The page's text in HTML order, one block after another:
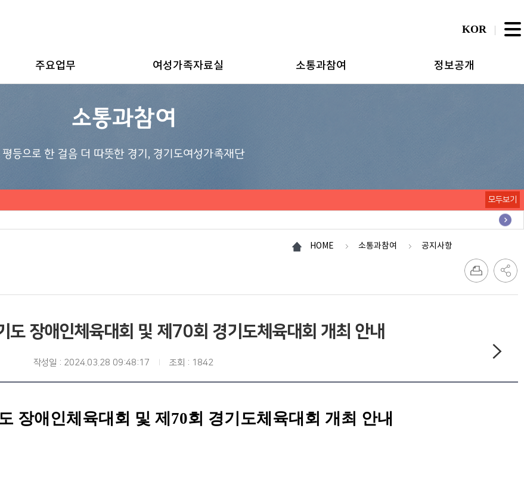
주요업무 여성가족자료실 소통과참여 정보공개
KOR
소통과참여
평등으로 한 걸음 더 따뜻한 경기, 경기도여성가족재단
모두보기
HOME 소통과참여 공지사항
장애인체육대회 및 제70회 경기도체육대회 개최 안내
작성일 : 2024.03.28 09:48:17 조회 : 1842
장애인체육대회 및 제70회 경기도체육대회 개최 안내